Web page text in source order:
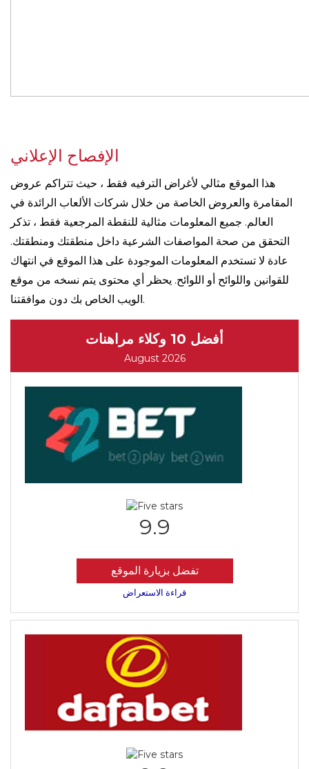
الإفصاح الإعلاني
هذا الموقع مثالي لأغراض الترفيه فقط ، حيث تتراكم عروض
المقامرة والعروض الخاصة من خلال شركات الألعاب الرائدة في
العالم. جميع المعلومات مثالية للنقطة المرجعية فقط ، تذكر
التحقق من صحة المواصفات الشرعية داخل منطقتك ومنطقتك.
عادة لا تستخدم المعلومات الموجودة على هذا الموقع في انتهاك
للقوانين واللوائح أو اللوائح. يحظر أي محتوى يتم نسخه من موقع
الويب الخاص بك دون موافقتنا.
أفضل 10 وكلاء مراهنات
August 2026
9.9
تفضل بزيارة الموقع
قراءة الاستعراض